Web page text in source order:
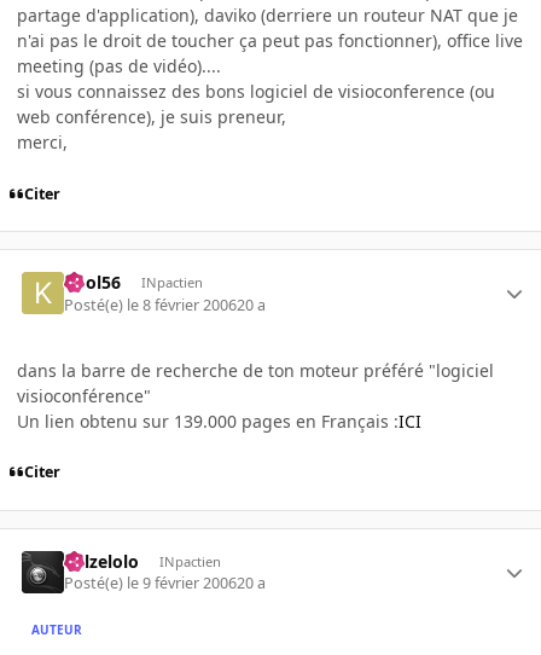
partage d'application), daviko (derriere un routeur NAT que je
n'ai pas le droit de toucher ça peut pas fonctionner), office live
meeting (pas de vidéo)....
si vous connaissez des bons logiciel de visioconference (ou
web conférence), je suis preneur,
merci,
Citer
kool56 INpactien
Posté(e) le 8 février 200620 a
dans la barre de recherche de ton moteur préféré "logiciel
visioconférence"
Un lien obtenu sur 139.000 pages en Français :ICI
Citer
killzelolo INpactien
Posté(e) le 9 février 200620 a
AUTEUR